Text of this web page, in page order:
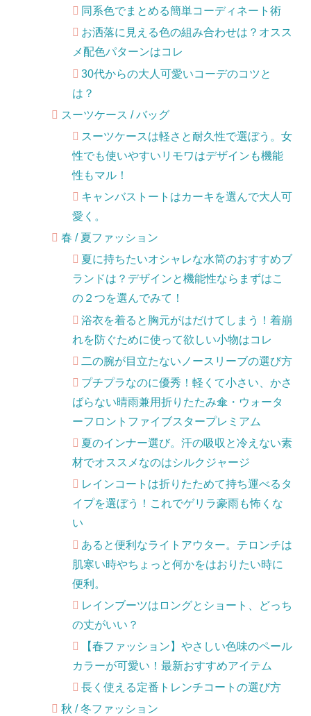
同系色でまとめる簡単コーディネート術
お洒落に見える色の組み合わせは？オスス
メ配色パターンはコレ
30代からの大人可愛いコーデのコツと
は？
スーツケース / バッグ
スーツケースは軽さと耐久性で選ぼう。女
性でも使いやすいリモワはデザインも機能
性もマル！
キャンバストートはカーキを選んで大人可
愛く。
春 / 夏ファッション
夏に持ちたいオシャレな水筒のおすすめブ
ランドは？デザインと機能性ならまずはこ
の２つを選んでみて！
浴衣を着ると胸元がはだけてしまう！着崩
れを防ぐために使って欲しい小物はコレ
二の腕が目立たないノースリーブの選び方
プチプラなのに優秀！軽くて小さい、かさ
ばらない晴雨兼用折りたたみ傘・ウォータ
ーフロントファイブスタープレミアム
夏のインナー選び。汗の吸収と冷えない素
材でオススメなのはシルクジャージ
レインコートは折りたためて持ち運べるタ
イプを選ぼう！これでゲリラ豪雨も怖くな
い
あると便利なライトアウター。テロンチは
肌寒い時やちょっと何かをはおりたい時に
便利。
レインブーツはロングとショート、どっち
の丈がいい？
【春ファッション】やさしい色味のペール
カラーが可愛い！最新おすすめアイテム
長く使える定番トレンチコートの選び方
秋 / 冬ファッション